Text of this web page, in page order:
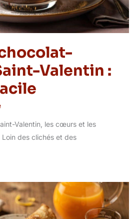
Valentin :
Valentin, les cœurs et les
Loin des clichés et des